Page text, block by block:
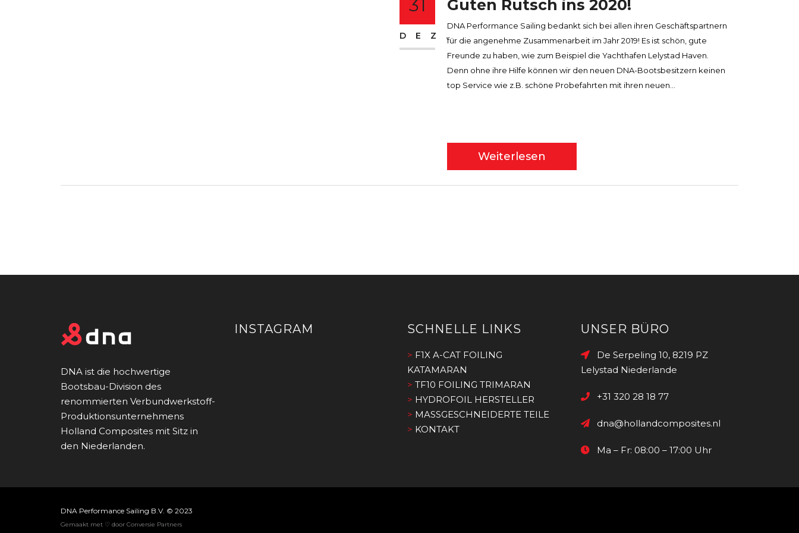
31
DEZ.
Guten Rutsch ins 2020!
DNA Performance Sailing bedankt sich bei allen ihren Geschäftspartnern
für die angenehme Zusammenarbeit im Jahr 2019! Es ist schön, gute
Freunde zu haben, wie zum Beispiel die Yachthafen Lelystad Haven.
Denn ohne ihre Hilfe können wir den neuen DNA-Bootsbesitzern keinen
top Service wie z.B. schöne Probefahrten mit ihren neuen...
Weiterlesen
DNA ist die hochwertige
Bootsbau-Division des
renommierten Verbundwerkstoff-
Produktionsunternehmens
Holland Composites mit Sitz in
den Niederlanden.
INSTAGRAM SCHNELLE LINKS
> F1X A-CAT FOILING
KATAMARAN
> TF10 FOILING TRIMARAN
> HYDROFOIL HERSTELLER
> MASSGESCHNEIDERTE TEILE
> KONTAKT
UNSER BÜRO
De Serpeling 10, 8219 PZ
Lelystad Niederlande
+31 320 28 18 77
dna@hollandcomposites.nl
Ma – Fr: 08:00 – 17:00 Uhr
DNA Performance Sailing B.V. © 2023
Gemaakt met ♡ door Conversie Partners